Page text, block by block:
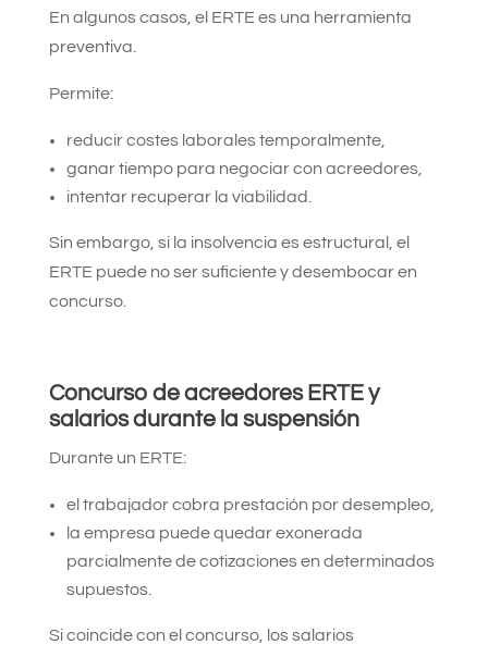
En algunos casos, el ERTE es una herramienta
preventiva.
Permite:
reducir costes laborales temporalmente,
ganar tiempo para negociar con acreedores,
intentar recuperar la viabilidad.
Sin embargo, si la insolvencia es estructural, el
ERTE puede no ser suficiente y desembocar en
concurso.
Concurso de acreedores ERTE y
salarios durante la suspensión
Durante un ERTE:
el trabajador cobra prestación por desempleo,
la empresa puede quedar exonerada
parcialmente de cotizaciones en determinados
supuestos.
Si coincide con el concurso, los salarios